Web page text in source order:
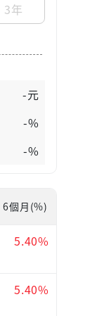
3年
-元
-%
-%
6個月(%)
5.40%
5.40%